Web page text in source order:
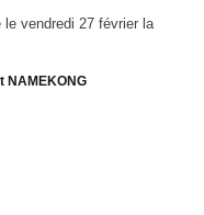
le vendredi 27 février la
NAMEKONG